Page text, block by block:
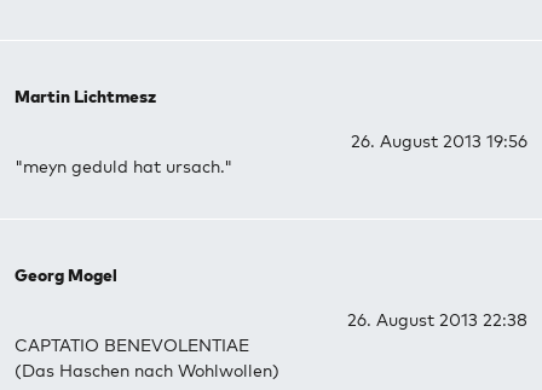
Martin Lichtmesz
26. August 2013 19:56
"meyn geduld hat ursach."
Georg Mogel
26. August 2013 22:38
CAPTATIO BENEVOLENTIAE
(Das Haschen nach Wohlwollen)